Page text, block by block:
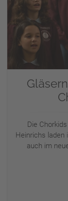
Die
Heinrichs laden
auch im